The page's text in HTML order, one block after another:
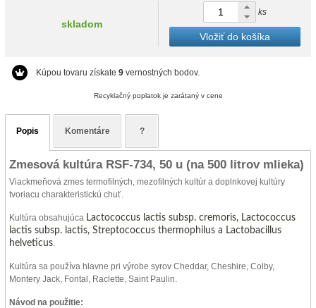
skladom
ks
Vložiť do košíka
Kúpou tovaru získate 9 vernostných bodov.
Recyklačný poplatok je zarátaný v cene
Popis Komentáre ?
Zmesová kultúra RSF-734, 50 u (na 500 litrov mlieka)
Viackmeňová zmes termofilných, mezofilných kultúr a doplnkovej kultúry
tvoriacu charakteristickú chuť.
Kultúra obsahujúca Lactococcus lactis subsp. cremoris, Lactococcus
lactis subsp. lactis, Streptococcus thermophilus a Lactobacillus
helveticus.
Kultúra sa používa hlavne pri výrobe syrov Cheddar, Cheshire, Colby,
Montery Jack, Fontal, Raclette, Saint Paulin.
Návod na použitie: